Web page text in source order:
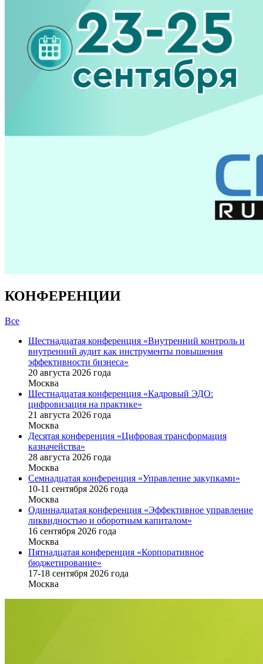
КОНФЕРЕНЦИИ
Все
Шестнадцатая конференция «Внутренний контроль и
внутренний аудит как инструменты повышения
эффективности бизнеса»
20 августа 2026 года
Москва
Шестнадцатая конференция «Кадровый ЭДО:
цифровизация на практике»
21 августа 2026 года
Москва
Десятая конференция «Цифровая трансформация
казначейства»
28 августа 2026 года
Москва
Семнадцатая конференция «Управление закупками»
10-11 сентября 2026 года
Москва
Одиннадцатая конференция «Эффективное управление
ликвидностью и оборотным капиталом»
16 cентября 2026 года
Москва
Пятнадцатая конференция «Корпоративное
бюджетирование»
17-18 сентября 2026 года
Москва